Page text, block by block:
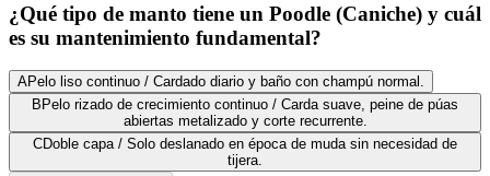
¿Qué tipo de manto tiene un Poodle (Caniche) y cuál
es su mantenimiento fundamental?
APelo liso continuo / Cardado diario y baño con champú normal.
B Pelo rizado de crecimiento continuo / Carda suave, peine de púas
abiertas metalizado y corte recurrente.
CDoble capa / Solo deslanado en época de muda sin necesidad de
tijera.